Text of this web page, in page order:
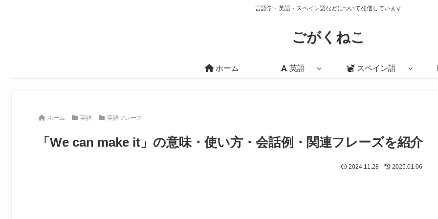
言語学・英語・スペイン語などについて発信しています
ごがくねこ
ホーム 英語 スペイン語
ホーム 英語 英語フレーズ
「We can make it」の意味・使い方・会話例・関連フレーズを紹介
2024.11.28 2025.01.06